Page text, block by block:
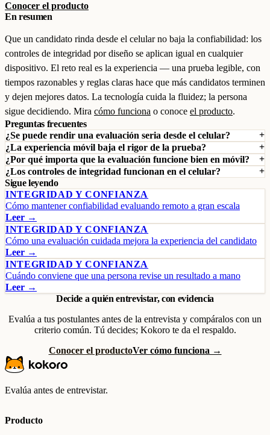
Conocer el producto
En resumen
Que un candidato rinda desde el celular no baja la confiabilidad: los
controles de integridad por diseño se aplican igual en cualquier
dispositivo. El reto real es la experiencia — una prueba legible, con
tiempos razonables y reglas claras hace que más candidatos terminen
y dejen mejores datos. La tecnología cuida la fluidez; la persona
sigue decidiendo. Mira cómo funciona o conoce el producto.
Preguntas frecuentes
¿Se puede rendir una evaluación seria desde el celular?
¿La experiencia móvil baja el rigor de la prueba?
¿Por qué importa que la evaluación funcione bien en móvil?
¿Los controles de integridad funcionan en el celular?
Sigue leyendo
INTEGRIDAD Y CONFIANZA
Cómo mantener confiabilidad evaluando remoto a gran escala
Leer →
INTEGRIDAD Y CONFIANZA
Cómo una evaluación cuidada mejora la experiencia del candidato
Leer →
INTEGRIDAD Y CONFIANZA
Cuándo conviene que una persona revise un resultado a mano
Leer →
Decide a quién entrevistar, con evidencia
Evalúa a tus postulantes antes de la entrevista y compáralos con un
criterio común. Tú decides; Kokoro te da el respaldo.
Conocer el productoVer cómo funciona →
Evalúa antes de entrevistar.
Producto